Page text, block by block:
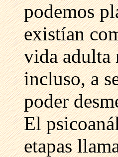
podemos
existían
vida adulta
incluso, a
poder
El
etapas